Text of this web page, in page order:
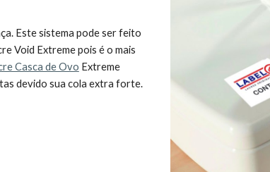
Este sistema pode ser feito
Void Extreme pois é o mais
Casca de Ovo Extreme
devido sua cola extra forte.